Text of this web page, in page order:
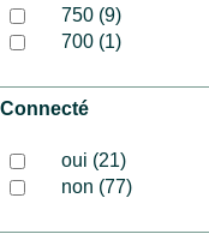
750 (9)
700 (1)
Connecté
oui (21)
non (77)